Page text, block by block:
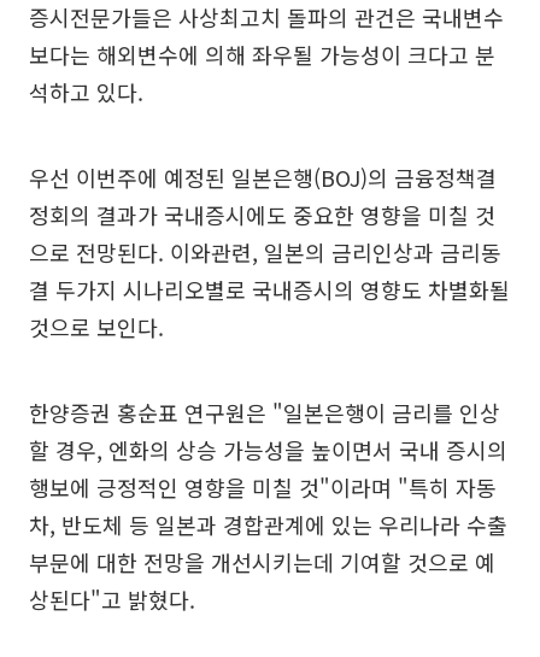
증시전문가들은 사상최고치 돌파의 관건은 국내변수
보다는 해외변수에 의해 좌우될 가능성이 크다고 분
석하고 있다.
우선 이번주에 예정된 일본은행(BOJ)의 금융정책결
정회의 결과가 국내증시에도 중요한 영향을 미칠 것
으로 전망된다. 이와관련, 일본의 금리인상과 금리동
결 두가지 시나리오별로 국내증시의 영향도 차별화될
것으로 보인다.
한양증권 홍순표 연구원은 "일본은행이 금리를 인상
할 경우, 엔화의 상승 가능성을 높이면서 국내 증시의
행보에 긍정적인 영향을 미칠 것"이라며 "특히 자동
차, 반도체 등 일본과 경합관계에 있는 우리나라 수출
부문에 대한 전망을 개선시키는데 기여할 것으로 예
상된다"고 밝혔다.